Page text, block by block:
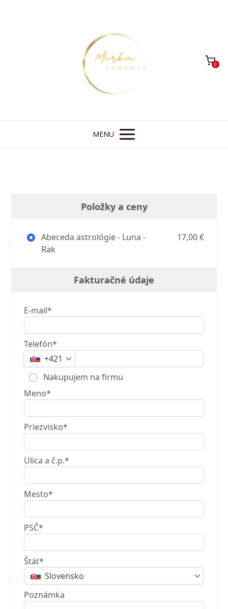
0
MENU
Položky a ceny
Abeceda astrológie - Luna -
Rak
17,00 €
Fakturačné údaje
E-mail*
Telefón*
+421
Nakupujem na firmu
Meno*
Priezvisko*
Ulica a č.p.*
Mesto*
PSČ*
Štát*
Slovensko
Poznámka